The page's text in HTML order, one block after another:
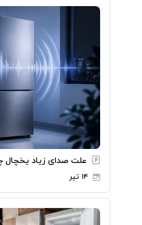
علت صدای زیاد
۱۴ تیر